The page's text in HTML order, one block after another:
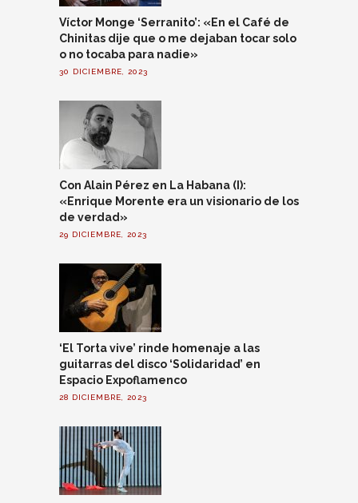
Víctor Monge ‘Serranito’: «En el Café de
Chinitas dije que o me dejaban tocar solo
o no tocaba para nadie»
30 DICIEMBRE, 2023
Con Alain Pérez en La Habana (I):
«Enrique Morente era un visionario de los
de verdad»
29 DICIEMBRE, 2023
‘El Torta vive’ rinde homenaje a las
guitarras del disco ‘Solidaridad’ en
Espacio Expoflamenco
28 DICIEMBRE, 2023